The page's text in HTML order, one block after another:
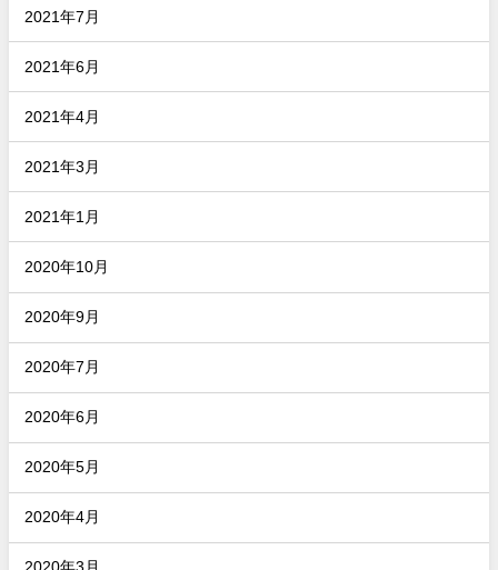
2021年7月
2021年6月
2021年4月
2021年3月
2021年1月
2020年10月
2020年9月
2020年7月
2020年6月
2020年5月
2020年4月
2020年3月